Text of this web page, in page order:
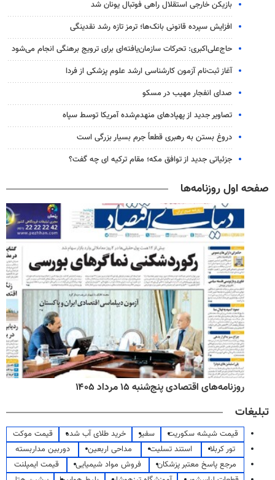
بازیکن خارجی استقلال راهی فوتبال یونان شد
افزایش سپرده قانونی بانک‌ها؛ ترمز تازه رشد نقدینگی
حاج‌علی‌اکبری: تحرکات سازمان‌یافته‌ای برای ترویج برهنگی انجام می‌شود
آغاز ثبت‌نام‌ آزمون کارشناسی ارشد علوم پزشکی از فردا
صدای انفجار مهیب در مسکو
تصاویر جدید از پهپادهای منهدم‌شده آمریکا توسط سپاه
دروغ بستن به رهبری قطعاً جرم بسیار بزرگی است
جزئیاتی جدید از توافق مکه؛ مقام ترکیه ای چه گفت؟
صفحه اول روزنامه‌ها
روزنامه‌های اقتصادی پنج‌شنبه ۱۵ مرداد ۱۴۰۵
تبلیغات
قیمت شیشه سکوریت سفیر خرید طلای آب شده
قیمت موکت
تور کربلا
استند تسلیت مداحی اربعین
دوربین مداربسته
مرجع پاسخ معتبر پزشکان
فروش مواد شیمیایی
قیمت ایمپلنت